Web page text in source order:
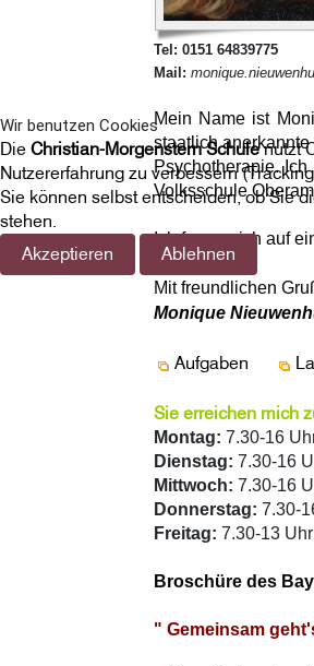
Tel: 0151 64839775
Mail:
Mein Name ist
staatlich
Psychotherapie.
Volksschule
Ich freue mich auf
Mit freundlichen
Monique
Aufgaben
Sie erreichen mich
Montag: 7.30-16
Dienstag: 7.30-16
Mittwoch: 7.30-16
Donnerstag: 7.30-
Freitag: 7.30-13 Uhr
Broschüre des
" Gemeinsam
Wir benutzen Cookies
Die Christian-Morgenstern Schulenutzt
Nutzererfahrung zu verbessern
Sie können selbst entscheiden, ob Sie
stehen.
Akzeptieren
Ablehnen